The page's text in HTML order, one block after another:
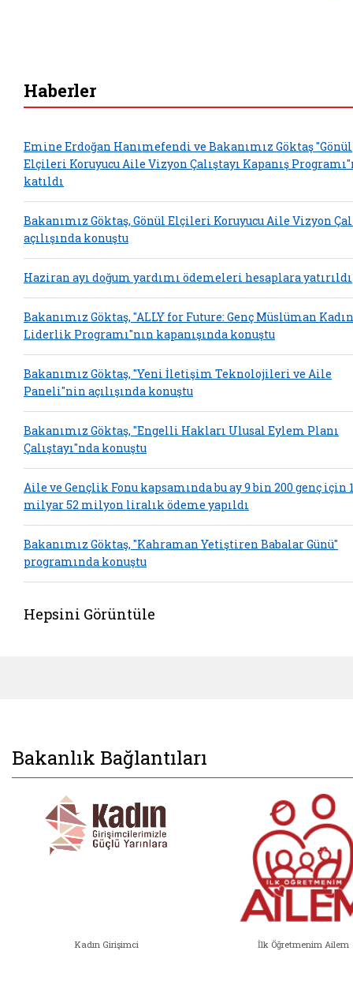
Haberler
Emine Erdoğan Hanımefendi ve Bakanımız Göktaş "Gönül
Elçileri Koruyucu Aile Vizyon Çalıştayı Kapanış
katıldı
Bakanımız Göktaş, Gönül Elçileri Koruyucu Aile Vizyon
açılışında konuştu
Haziran ayı doğum yardımı ödemeleri hesaplara yatırıldı
Bakanımız Göktaş, "ALLY for Future: Genç Müslüman
Liderlik Programı"nın kapanışında konuştu
Bakanımız Göktaş, "Yeni İletişim Teknolojileri ve Aile
Paneli"nin açılışında konuştu
Bakanımız Göktaş, "Engelli Hakları Ulusal Eylem Planı
Çalıştayı"nda konuştu
Aile ve Gençlik Fonu kapsamında bu ay 9 bin 200 genç için 1
milyar 52 milyon liralık ödeme yapıldı
Bakanımız Göktaş, "Kahraman Yetiştiren Babalar Günü"
programında konuştu
Hepsini Görüntüle
Bakanlık Bağlantıları
Kadın Girişimci İlk Öğretmenim Ailem